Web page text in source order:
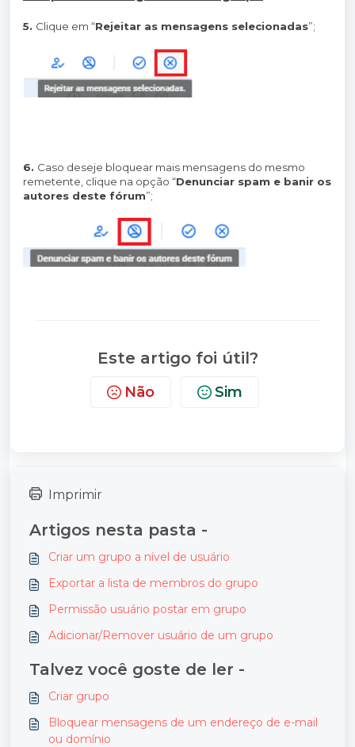
5. Clique em “Rejeitar as mensagens selecionadas”;
6. Caso deseje bloquear mais mensagens do mesmo
remetente, clique na opção “Denunciar spam e banir os
autores deste fórum”;
Este artigo foi útil?
Não Sim
Imprimir
Artigos nesta pasta -
Criar um grupo a nível de usuário
Exportar a lista de membros do grupo
Permissão usuário postar em grupo
Adicionar/Remover usuário de um grupo
Talvez você goste de ler -
Criar grupo
Bloquear mensagens de um endereço de e-mail
ou domínio